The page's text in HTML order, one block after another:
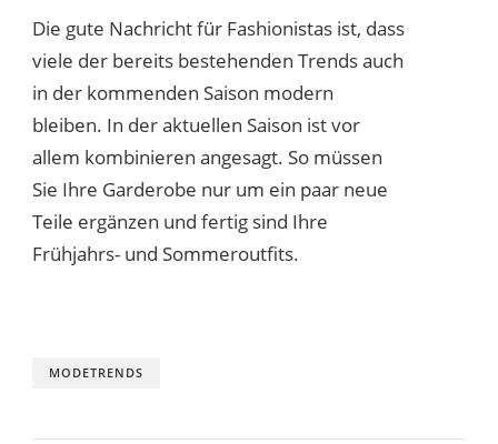
Die gute Nachricht für Fashionistas ist, dass
viele der bereits bestehenden Trends auch
in der kommenden Saison modern
bleiben. In der aktuellen Saison ist vor
allem kombinieren angesagt. So müssen
Sie Ihre Garderobe nur um ein paar neue
Teile ergänzen und fertig sind Ihre
Frühjahrs- und Sommeroutfits.
MODETRENDS